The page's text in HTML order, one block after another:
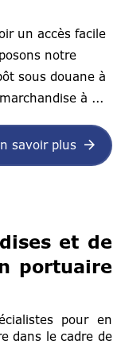
un accès facile
notre
sous douane à
à ...
savoir plus
et de
portuaire
pour en
dans le cadre de